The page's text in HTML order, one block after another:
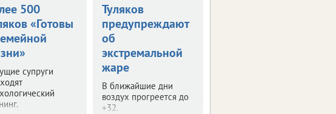
500
«Готовы
супруги
Туляков
предупреждают
об
экстремальной
жаре
В ближайшие дни
воздух прогреется до
+32.